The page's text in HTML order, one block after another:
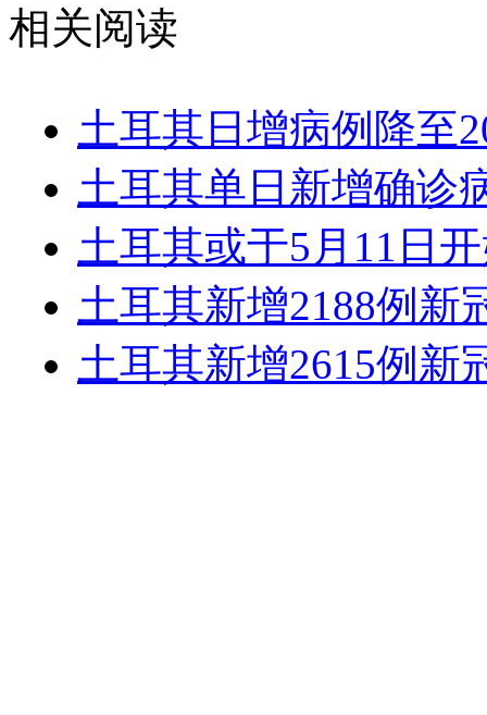
相关阅读
土耳其日增病例降至
土耳其单日新增确诊
土耳其或于5月11日
土耳其新增2188例新
土耳其新增2615例新